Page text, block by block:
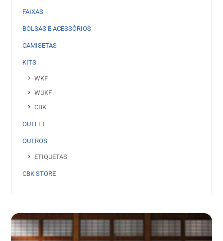
FAIXAS
BOLSAS E ACESSÓRIOS
CAMISETAS
KITS
WKF
WUKF
CBK
OUTLET
OUTROS
ETIQUETAS
CBK STORE